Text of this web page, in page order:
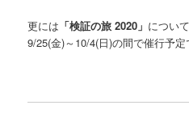
更には 「検証の旅 2020」 につい
9/25(金)～10/4(日)の間で催行予定